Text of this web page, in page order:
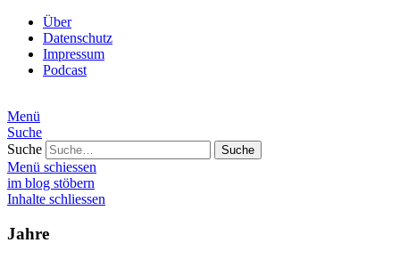
Über
Datenschutz
Impressum
Podcast
Menü
Suche
Suche
Menü schiessen
im blog stöbern
Inhalte schliessen
Jahre